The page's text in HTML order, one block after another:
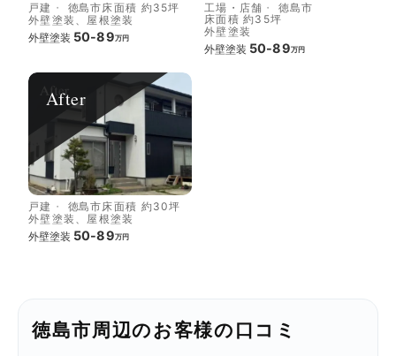
戸建 徳島市床面積 約35坪
外壁塗装、屋根塗装
外壁塗装 50-89万円
工場・店舗
徳島市
床面積 約35坪
外壁塗装
外壁塗装 50-89万円
After
戸建 徳島市床面積 約30坪
外壁塗装、屋根塗装
外壁塗装 50-89万円
徳島市周辺のお客様の口コミ